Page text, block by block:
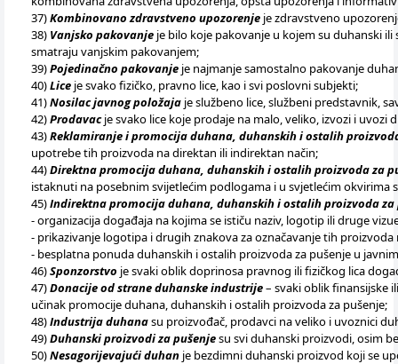
37)Kombinovano zdravstveno upozorenje je zdravstveno
38) Vanjsko pakovanje je bilo koje pakovanje u kojem su duhanski
smatraju vanjskim pakovanjem;
39)Pojedinačno pakovanje je najmanje samostalno pakovanje
40)Lice je svako fizičko, pravno lice, kao i svi poslovni subjekti;
41)Nosilac javnog položaja je službeno lice, službeni predstavnik,
42)Prodavacje svako lice koje prodaje na malo, veliko, izvozi i uvozi
43)Reklamiranje i promocija duhana, duhanskih i ostalih
upotrebe tih proizvoda na direktan ili indirektan način;
44)Direktna promocija duhana, duhanskih i ostalih proizvoda za
istaknuti na posebnim svijetlećim podlogama i u svjetlećim
45)Indirektna promocija duhana, duhanskih i ostalih proizvoda za
- organizacija događaja na kojima se ističu naziv, logotip ili druge
- prikazivanje logotipa i drugih znakova za označavanje tih
- besplatna ponuda duhanskih i ostalih proizvoda za pušenje u
46)Sponzorstvo je svaki oblik doprinosa pravnog ili fizičkog lica
47)Donacije od strane duhanske industrije– svaki oblik finansijske
učinak promocije duhana, duhanskih i ostalih proizvoda za pušenje;
48)Industrija duhanasu proizvođač, prodavci na veliko i uvoznici
49)Duhanski proizvodi za pušenjesu svi duhanski proizvodi, osim
50)Nesagorijevajući duhan je bezdimni duhanski proizvod koji se